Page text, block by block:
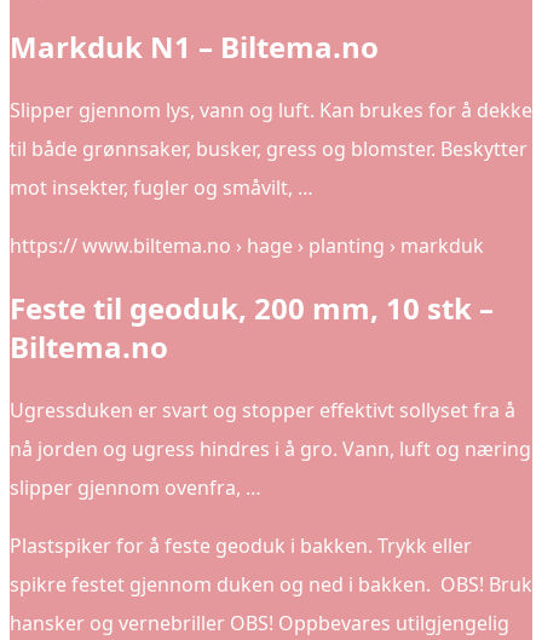
Markduk N1 – Biltema.no
Slipper gjennom lys, vann og luft. Kan brukes for å dekke
til både grønnsaker, busker, gress og blomster. Beskytter
mot insekter, fugler og småvilt, …
https:// www.biltema.no › hage › planting › markduk
Feste til geoduk, 200 mm, 10 stk –
Biltema.no
Ugressduken er svart og stopper effektivt sollyset fra å
nå jorden og ugress hindres i å gro. Vann, luft og næring
slipper gjennom ovenfra, …
Plastspiker for å feste geoduk i bakken. Trykk eller
spikre festet gjennom duken og ned i bakken. OBS! Bruk
hansker og vernebriller OBS! Oppbevares utilgjengelig